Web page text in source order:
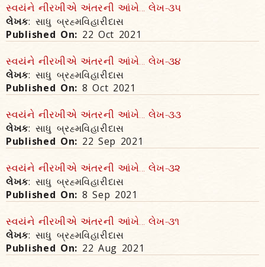
સ્વયંને નીરખીએ અંતરની આંખે... લેખ-૩૫
લેખક: સાધુ બ્રહ્મવિહારીદાસ
Published On: 22 Oct 2021
સ્વયંને નીરખીએ અંતરની આંખે... લેખ-૩૪
લેખક: સાધુ બ્રહ્મવિહારીદાસ
Published On: 8 Oct 2021
સ્વયંને નીરખીએ અંતરની આંખે... લેખ-૩૩
લેખક: સાધુ બ્રહ્મવિહારીદાસ
Published On: 22 Sep 2021
સ્વયંને નીરખીએ અંતરની આંખે... લેખ-૩૨
લેખક: સાધુ બ્રહ્મવિહારીદાસ
Published On: 8 Sep 2021
સ્વયંને નીરખીએ અંતરની આંખે... લેખ-૩૧
લેખક: સાધુ બ્રહ્મવિહારીદાસ
Published On: 22 Aug 2021